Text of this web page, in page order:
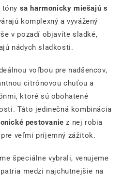
tóny sa harmonicky miešajú s
komplexný a vyvážený
v pozadí objavíte sladké,
nádych sladkosti.
voľbou pre nadšencov,
citrónovou chuťou a
ktoré sú obohatené
Táto jedinečná kombinácia
pestovanie z nej robia
veľmi príjemný zážitok.
špeciálne vybrali, venujeme
medzi najchutnejšie na